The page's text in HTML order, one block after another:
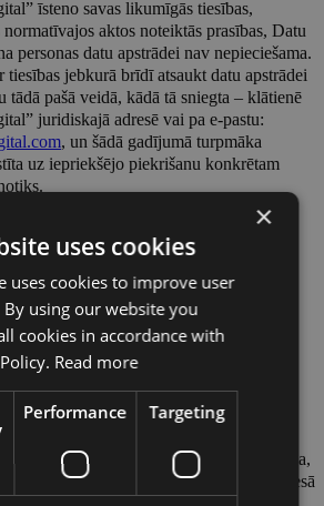
īsteno savas likumīgās tiesības,
aktos noteiktās prasības, Datu
personas datu apstrādei nav nepieciešama.
tiesības jebkurā brīdī atsaukt datu apstrādei
tādā pašā veidā, kādā tā sniegta – klātienē
juridiskajā adresē vai pa e-pastu:
, un šādā gadījumā turpmāka
uz iepriekšējo piekrišanu konkrētam
neietekmē datu apstrādi, kas veikta
piekrišana bija spēkā (piekrišanas
spēka). Piekrišanas atsaukšana
apstrādi, kas notiek uz citiem tiesiskiem
termiņa noteikšanai
ar ārējos normatīvajos aktos noteikto
vai SIA “REDZI Digital” var īstenot
(piemēram, pieprasījumu izskatīšana,
jautājumu risināšana, prasības celšana tiesā
×
uses cookies
uses cookies to improve user
By using our website you
cookies in accordance with
Read more
Performance Targeting